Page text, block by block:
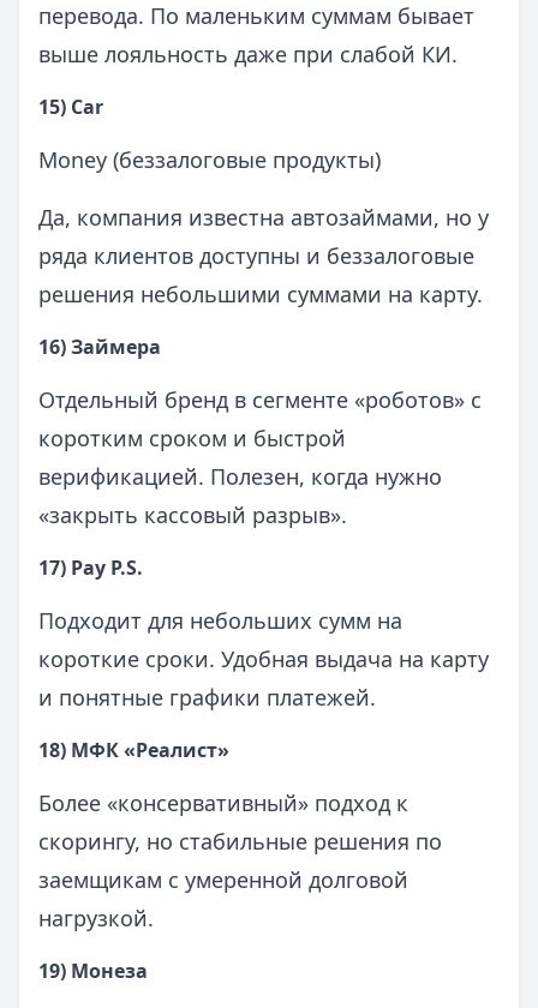
перевода. По маленьким суммам бывает
выше лояльность даже при слабой КИ.
15) Car
Money (беззалоговые продукты)
Да, компания известна автозаймами, но у
ряда клиентов доступны и беззалоговые
решения небольшими суммами на карту.
16) Займера
Отдельный бренд в сегменте «роботов» с
коротким сроком и быстрой
верификацией. Полезен, когда нужно
«закрыть кассовый разрыв».
17) Pay P.S.
Подходит для небольших сумм на
короткие сроки. Удобная выдача на карту
и понятные графики платежей.
18) МФК «Реалист»
Более «консервативный» подход к
скорингу, но стабильные решения по
заемщикам с умеренной долговой
нагрузкой.
19) Монеза